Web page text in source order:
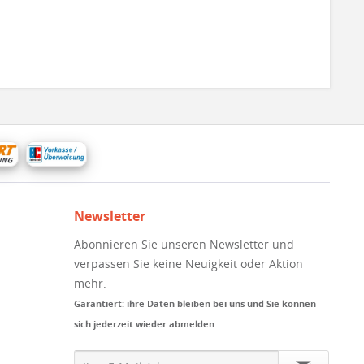
Newsletter
Abonnieren Sie unseren Newsletter und
verpassen Sie keine Neuigkeit oder Aktion
mehr.
Garantiert: ihre Daten bleiben bei uns und Sie können
sich jederzeit wieder abmelden.